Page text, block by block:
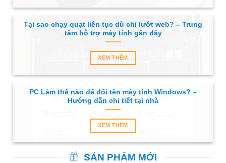
Tại sao chạy quạt liên tục dù chỉ lướt web? – Trung
tâm hỗ trợ máy tính gần đây
XEM THÊM
PC Làm thế nào để đổi tên máy tính Windows? –
Hướng dẫn chi tiết tại nhà
XEM THÊM
SẢN PHẨM MỚI